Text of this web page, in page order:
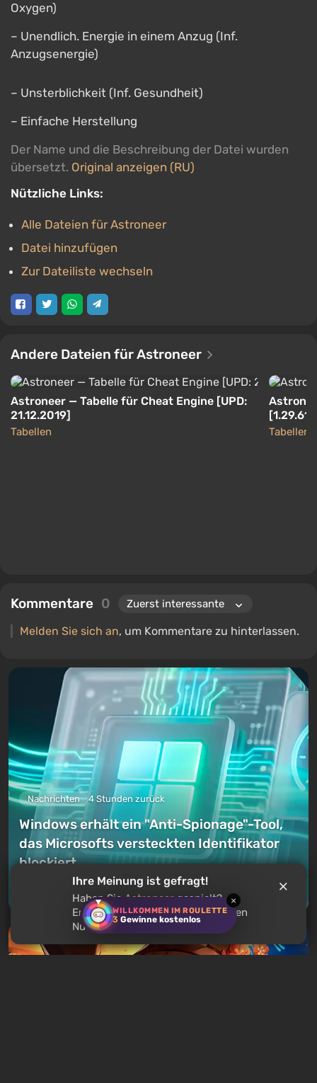
WILLKOMMEN IM ROULETTE
3 Gewinne kostenlos
×
Oxygen)
– Unendlich. Energie in einem Anzug (Inf.
Anzugsenergie)
– Unsterblichkeit (Inf. Gesundheit)
– Einfache Herstellung
Der Name und die Beschreibung der Datei wurden
übersetzt. Original anzeigen (RU)
Nützliche Links:
Alle Dateien für Astroneer
Datei hinzufügen
Zur Dateiliste wechseln
Andere Dateien für Astroneer
Astroneer — Tabelle für Cheat Engine [UPD:
21.12.2019]
Tabellen Tabellen
Kommentare 0
Melden Sie sich an, um Kommentare zu hinterlassen.
Nachrichten 4 Stunden zurück
Windows erhält ein "Anti-Spionage"-Tool,
das Microsofts versteckten Identifikator
blockiert
Einen Kommentar hinterlassen
Ihre Meinung ist gefragt!
Haben SieAstroneergespielt?
Empfehlen Sie dieses Spiel anderen
Nutzern?